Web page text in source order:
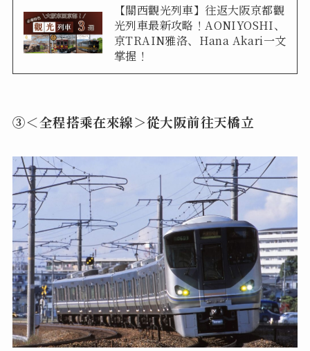
【關西觀光列車】往返大阪京都觀
光列車最新攻略！AONIYOSHI、
京TRAIN雅洛、Hana Akari一文
掌握！
③＜全程搭乘在來線＞從大阪前往天橋立